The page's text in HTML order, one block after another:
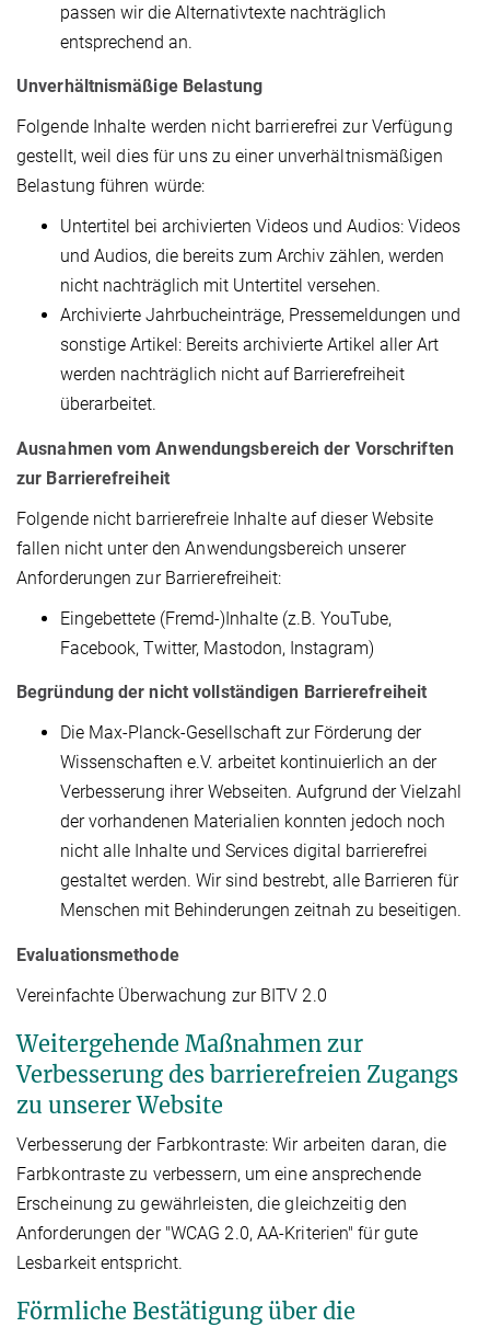
passen wir die Alternativtexte nachträglich
entsprechend an.
Unverhältnismäßige Belastung
Folgende Inhalte werden nicht barrierefrei zur Verfügung
gestellt, weil dies für uns zu einer unverhältnismäßigen
Belastung führen würde:
Untertitel bei archivierten Videos und Audios: Videos
und Audios, die bereits zum Archiv zählen, werden
nicht nachträglich mit Untertitel versehen.
Archivierte Jahrbucheinträge, Pressemeldungen und
sonstige Artikel: Bereits archivierte Artikel aller Art
werden nachträglich nicht auf Barrierefreiheit
überarbeitet.
Ausnahmen vom Anwendungsbereich der Vorschriften
zur Barrierefreiheit
Folgende nicht barrierefreie Inhalte auf dieser Website
fallen nicht unter den Anwendungsbereich unserer
Anforderungen zur Barrierefreiheit:
Eingebettete (Fremd-)Inhalte (z.B. YouTube,
Facebook, Twitter, Mastodon, Instagram)
Begründung der nicht vollständigen Barrierefreiheit
Die Max-Planck-Gesellschaft zur Förderung der
Wissenschaften e.V. arbeitet kontinuierlich an der
Verbesserung ihrer Webseiten. Aufgrund der Vielzahl
der vorhandenen Materialien konnten jedoch noch
nicht alle Inhalte und Services digital barrierefrei
gestaltet werden. Wir sind bestrebt, alle Barrieren für
Menschen mit Behinderungen zeitnah zu beseitigen.
Evaluationsmethode
Vereinfachte Überwachung zur BITV 2.0
Weitergehende Maßnahmen zur
Verbesserung des barrierefreien Zugangs
zu unserer Website
Verbesserung der Farbkontraste: Wir arbeiten daran, die
Farbkontraste zu verbessern, um eine ansprechende
Erscheinung zu gewährleisten, die gleichzeitig den
Anforderungen der "WCAG 2.0, AA-Kriterien" für gute
Lesbarkeit entspricht.
Förmliche Bestätigung über die